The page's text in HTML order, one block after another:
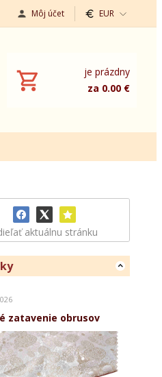
Môj účet EUR
je prázdny
za 0.00 €
aktuálnu stránku
zatavenie obrusov